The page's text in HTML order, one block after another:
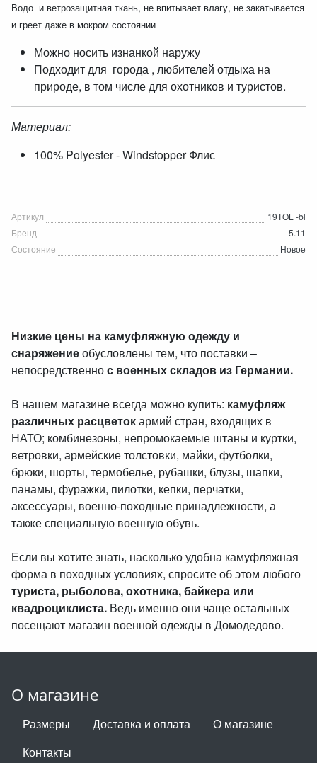
Водо и ветрозащитная ткань, не впитывает влагу, не закатывается
и греет даже в мокром состоянии
Можно носить изнанкой наружу
Подходит для города , любителей отдыха на
природе, в том числе для охотников и туристов.
Материал:
100% Polyester - Windstopper Флис
Артикул
19TOL -bl
Бренд
5.11
Состояние
Новое
Низкие цены на камуфляжную одежду и
снаряжениеобусловлены тем, что поставки –
непосредственнос военных складов из Германии.
В нашем магазине всегда можно купить: камуфляж
различных расцветокармий стран, входящих в
НАТО; комбинезоны, непромокаемые штаны и куртки,
ветровки, армейские толстовки, майки, футболки,
брюки, шорты, термобелье, рубашки, блузы, шапки,
панамы, фуражки, пилотки, кепки, перчатки,
аксессуары, военно-походные принадлежности, а
также специальную военную обувь.
Если вы хотите знать, насколько удобна камуфляжная
форма в походных условиях, спросите об этом любого
туриста, рыболова, охотника, байкера или
квадроциклиста. Ведь именно они чаще остальных
посещают магазин военной одежды в Домодедово.
О магазине
Размеры Доставка и оплата
О магазине
Контакты